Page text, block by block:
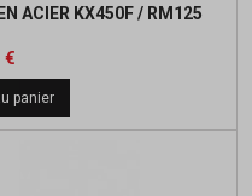
ACIER KX450F / RM125
€
base
panier